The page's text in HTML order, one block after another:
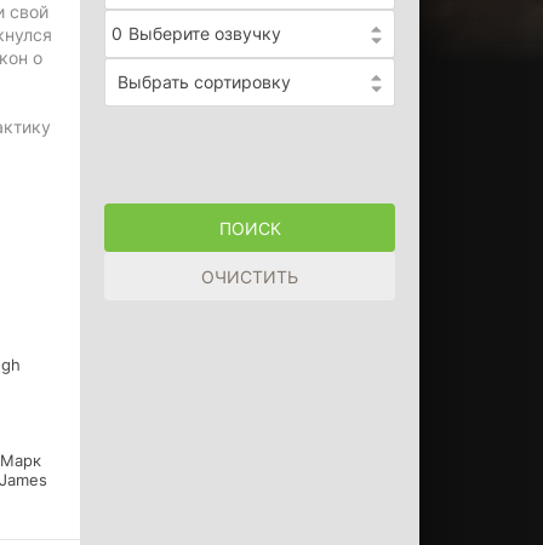
свой
о
Марк
0 Выберите озвучку
Выбрать сортировку